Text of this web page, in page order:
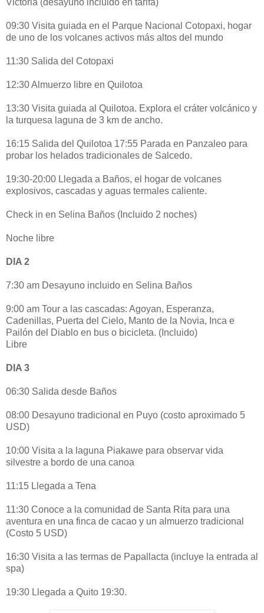
Victoria (desayuno incluido en tarifa)
09:30 Visita guiada en el Parque Nacional Cotopaxi, hogar
de uno de los volcanes activos más altos del mundo
11:30 Salida del Cotopaxi
12:30 Almuerzo libre en Quilotoa
13:30 Visita guiada al Quilotoa. Explora el cráter volcánico y
la turquesa laguna de 3 km de ancho.
16:15 Salida del Quilotoa 17:55 Parada en Panzaleo para
probar los helados tradicionales de Salcedo.
19:30-20:00 Llegada a Baños, el hogar de volcanes
explosivos, cascadas y aguas termales caliente.
Check in en Selina Baños (Incluido 2 noches)
Noche libre
DIA 2
7:30 am Desayuno incluido en Selina Baños
9:00 am Tour a las cascadas: Agoyan, Esperanza,
Cadenillas, Puerta del Cielo, Manto de la Novia, Inca e
Pailón del Diablo en bus o bicicleta. (Incluido)
Libre
DIA 3
06:30 Salida desde Baños
08:00 Desayuno tradicional en Puyo (costo aproximado 5
USD)
10:00 Visita a la laguna Piakawe para observar vida
silvestre a bordo de una canoa
11:15 Llegada a Tena
11:30 Conoce a la comunidad de Santa Rita para una
aventura en una finca de cacao y un almuerzo tradicional
(Costo 5 USD)
16:30 Visita a las termas de Papallacta (incluye la entrada al
spa)
19:30 Llegada a Quito 19:30.